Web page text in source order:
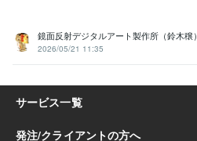
鏡面反射デジタルアート製作所（鈴木穣）
2026/05/21 11:35